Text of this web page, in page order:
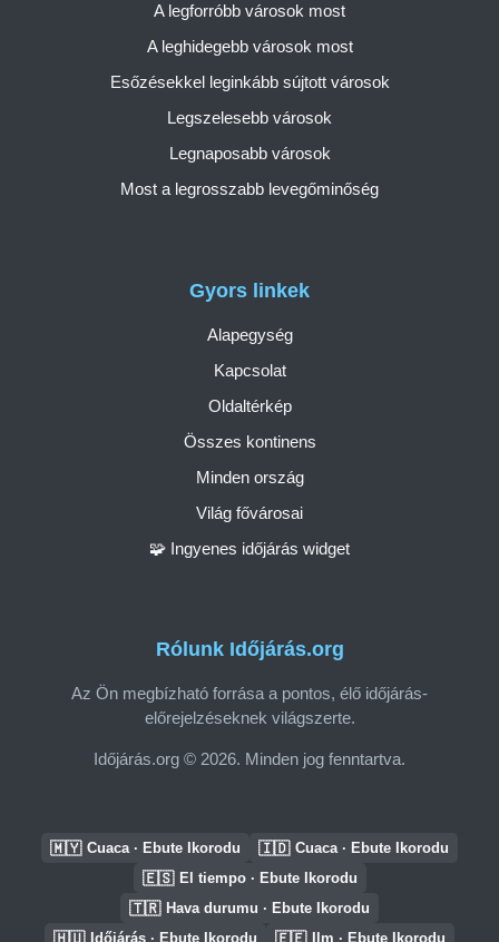
Rólunk Időjárás.org
Az Ön megbízható forrása a pontos, élő időjárás-
előrejelzéseknek világszerte.
Időjárás.org © 2026. Minden jog fenntartva.
Gyors linkek
Alapegység
Kapcsolat
Oldaltérkép
Összes kontinens
Minden ország
Világ fővárosai
🧩 Ingyenes időjárás widget
A legforróbb városok most
A leghidegebb városok most
Esőzésekkel leginkább sújtott városok
Legszelesebb városok
Legnaposabb városok
Most a legrosszabb levegőminőség
🇲🇾 Cuaca · Ebute Ikorodu 🇮🇩 Cuaca · Ebute Ikorodu
🇪🇸 El tiempo · Ebute Ikorodu
🇹🇷 Hava durumu · Ebute Ikorodu
🇭🇺 Időjárás · Ebute Ikorodu 🇪🇪 Ilm · Ebute Ikorodu